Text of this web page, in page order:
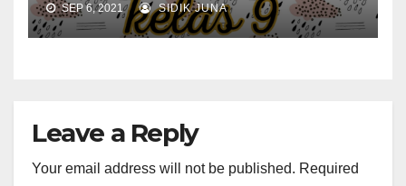
SEP 6, 2021 SIDIK JUNA
Leave a Reply
Your email address will not be published. Required